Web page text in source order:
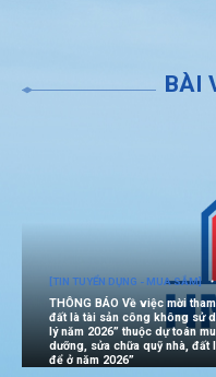
BÀI
[TIN TUYỂN DỤNG - MUA SẮM]
THÔNG BÁO Về việc mời
đất là tài sản công không sử
lý năm 2026” thuộc dự toán
dưỡng, sửa chữa quỹ nhà,
để ở năm 2026”